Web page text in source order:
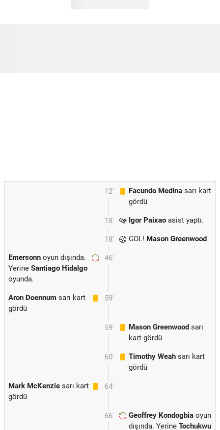
12' Facundo Medina sarı kart
gördü
18' Igor Paixao asist yaptı.
18' GOL! Mason Greenwood
46'
Emersonn oyun dışında.
Yerine Santiago Hidalgo
oyunda.
59'
Aron Doennum sarı kart
gördü
59' Mason Greenwood sarı
kart gördü
60' Timothy Weah sarı kart
gördü
64'
Mark McKenzie sarı kart
gördü
66' Geoffrey Kondogbia oyun
dışında. Yerine Tochukwu